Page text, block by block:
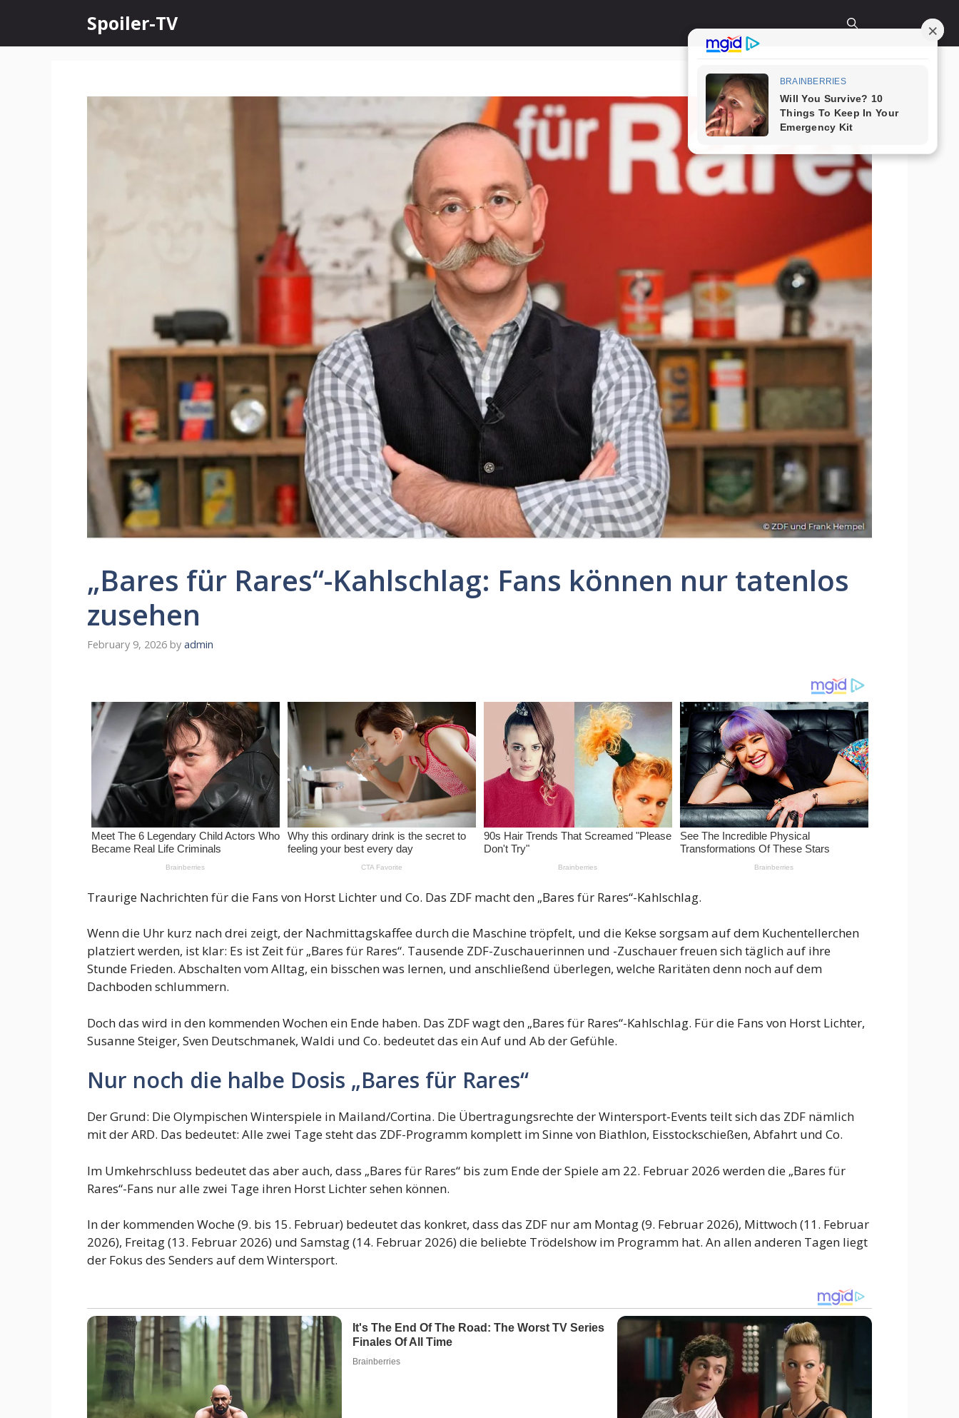
content
Spoiler-TV
„Bares für Rares“-Kahlschlag: Fans können nur tatenlos
zusehen
February 9, 2026 by admin
Traurige Nachrichten für die Fans von Horst Lichter und Co. Das ZDF macht den „Bares für Rares“-Kahlschlag.
Wenn die Uhr kurz nach drei zeigt, der Nachmittagskaffee durch die Maschine tröpfelt, und die Kekse sorgsam auf dem Kuchentellerchen
platziert werden, ist klar: Es ist Zeit für „Bares für Rares“. Tausende ZDF-Zuschauerinnen und -Zuschauer freuen sich täglich auf ihre
Stunde Frieden. Abschalten vom Alltag, ein bisschen was lernen, und anschließend überlegen, welche Raritäten denn noch auf dem
Dachboden schlummern.
Doch das wird in den kommenden Wochen ein Ende haben. Das ZDF wagt den „Bares für Rares“-Kahlschlag. Für die Fans von Horst Lichter,
Susanne Steiger, Sven Deutschmanek, Waldi und Co. bedeutet das ein Auf und Ab der Gefühle.
Nur noch die halbe Dosis „Bares für Rares“
Der Grund: Die Olympischen Winterspiele in Mailand/Cortina. Die Übertragungsrechte der Wintersport-Events teilt sich das ZDF nämlich
mit der ARD. Das bedeutet: Alle zwei Tage steht das ZDF-Programm komplett im Sinne von Biathlon, Eisstockschießen, Abfahrt und Co.
Im Umkehrschluss bedeutet das aber auch, dass „Bares für Rares“ bis zum Ende der Spiele am 22. Februar 2026 werden die „Bares für
Rares“-Fans nur alle zwei Tage ihren Horst Lichter sehen können.
In der kommenden Woche (9. bis 15. Februar) bedeutet das konkret, dass das ZDF nur am Montag (9. Februar 2026), Mittwoch (11. Februar
2026), Freitag (13. Februar 2026) und Samstag (14. Februar 2026) die beliebte Trödelshow im Programm hat. An allen anderen Tagen liegt
der Fokus des Senders auf dem Wintersport.